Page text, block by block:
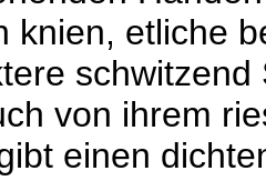
knien, etliche
von ihrem
einen